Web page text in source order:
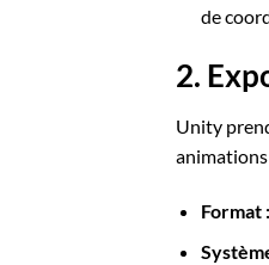
de
2.
Unity
Format :